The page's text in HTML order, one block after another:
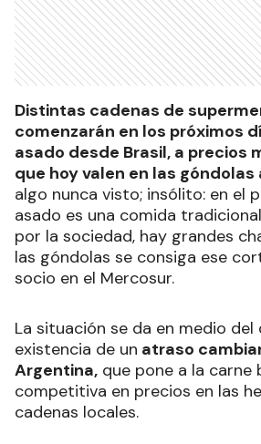
Distintas cadenas de
comenzarán en los próximos
asado desde Brasil, a precios
que hoy valen en las
algo nunca visto; insólito: en el
asado es una comida
por la sociedad, hay grandes
las góndolas se consiga ese
socio en el Mercosur.
La situación se da en medio
existencia de un atraso
Argentina, que pone a la carne
competitiva en precios en las
cadenas locales.